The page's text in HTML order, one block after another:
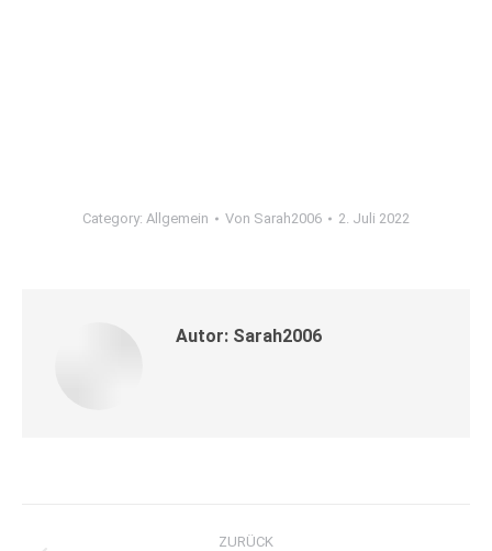
Category: Allgemein Von Sarah2006 2. Juli 2022
Autor: Sarah2006
Kommentarnavigation
ZURÜCK